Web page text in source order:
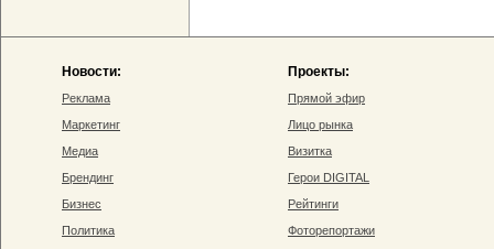
Новости:
Реклама
Маркетинг
Медиа
Брендинг
Бизнес
Политика
Проекты:
Прямой эфир
Лицо рынка
Визитка
Герои DIGITAL
Рейтинги
Фоторепортажи